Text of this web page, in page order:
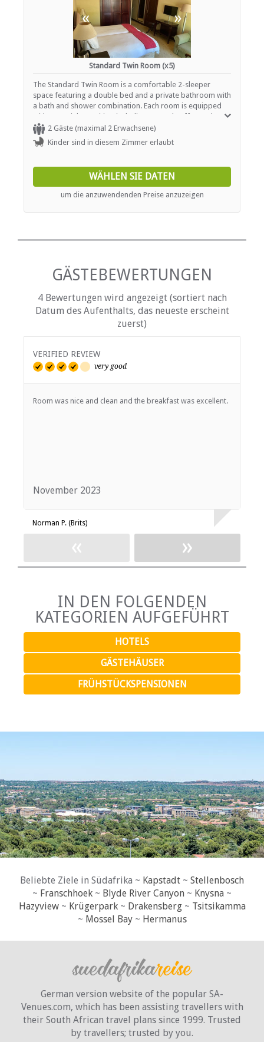
« »
Standard Twin Room (x5)
The Standard Twin Room is a comfortable 2-sleeper
space featuring a double bed and a private bathroom with
a bath and shower combination. Each room is equipped
with essential amenities, including tea and coffee sachets,
a kettle, a TV with DStv/Satellite channels, a desk, a safe, a
hairdryer, and air conditioning. Guests can also enjoy
complimentary Wi-Fi and bathroom amenities for a
2 Gäste (maximal 2 Erwachsene)
Kinder sind in diesem Zimmer erlaubt
WÄHLEN SIE DATEN
um die anzuwendenden Preise anzuzeigen
GÄSTEBEWERTUNGEN
4 Bewertungen wird angezeigt (sortiert nach
Datum des Aufenthalts, das neueste erscheint
zuerst)
VERIFIED REVIEW
very good
Room was nice and clean and the breakfast was excellent.
November 2023
Norman P. (Brits)
« »
IN DEN FOLGENDEN
KATEGORIEN AUFGEFÜHRT
HOTELS
GÄSTEHÄUSER
FRÜHSTÜCKSPENSIONEN
Beliebte Ziele in Südafrika ~ Kapstadt ~ Stellenbosch
~ Franschhoek ~ Blyde River Canyon ~ Knysna ~
Hazyview~ Krügerpark~ Drakensberg~ Tsitsikamma
~ Mossel Bay~ Hermanus
German version website of the popular SA-
Venues.com, which has been assisting travellers with
their South African travel plans since 1999. Trusted
by travellers; trusted by you.